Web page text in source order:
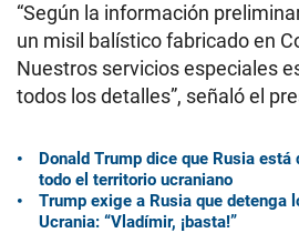
“Según la información
un misil balístico fabricado en
Nuestros servicios especiales
todos los detalles”, señaló el
Donald Trump dice que Rusia
todo el territorio ucraniano
Trump exige a Rusia que detenga
Ucrania: “Vladímir, ¡basta!”